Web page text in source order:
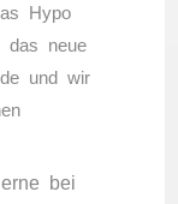
Hypo
das neue
und wir
bei